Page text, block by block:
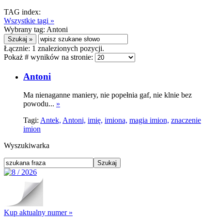
TAG index:
Wszystkie tagi »
Wybrany tag: Antoni
Łącznie: 1 znalezionych pozycji.
Pokaż # wyników na stronie:
Antoni
Ma nienaganne maniery, nie popełnia gaf, nie klnie bez
powodu... »
Tagi: Antek, Antoni, imię, imiona, magia imion, znaczenie
imion
Wyszukiwarka
Kup aktualny numer »